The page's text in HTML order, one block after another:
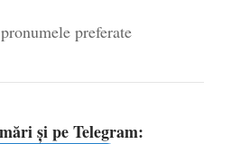
preferate
și pe Telegram: